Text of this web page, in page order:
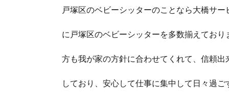
戸塚区のベビーシッターのことなら大橋サ
に戸塚区のベビーシッターを多数揃えてお
方も我が家の方針に合わせてくれて、信頼
しており、安心して仕事に集中して日々過